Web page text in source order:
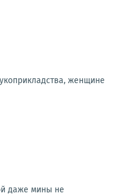
женщине
даже мины не